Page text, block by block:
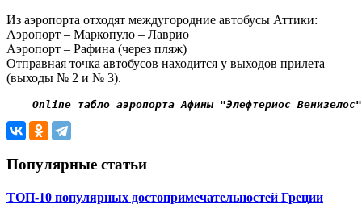
Из аэропорта отходят междугородние автобусы Аттики:
Аэропорт – Маркопуло – Лаврио
Аэропорт – Рафина (через пляж)
Отправная точка автобусов находится у выходов прилета
(выходы № 2 и № 3).
Online табло аэропорта Афины "Элефтериос
Популярные статьи
ТОП-10 популярных достопримечательностей Греции